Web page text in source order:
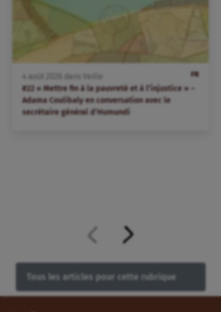
FR
4 août dans
Veille
#22 « Mettre fin à la pauvreté et à l’injustice » –
Adama Coulibaly en conversation avec le
secrétaire général d’Humundi
Tous les articles pour cette rubrique